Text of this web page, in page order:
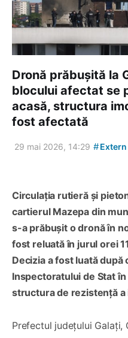
Dronă prăbușită la
blocului afectat se
acasă, structura
fost afectată
29 mai 2026, 14:29 #Extern
Circulația rutieră și
cartierul Mazepa din
s-a prăbușit o dronă în
fost reluată în jurul orei
Decizia a fost luată după
Inspectoratului de Stat
structura de rezistență
Prefectul județului Galați,